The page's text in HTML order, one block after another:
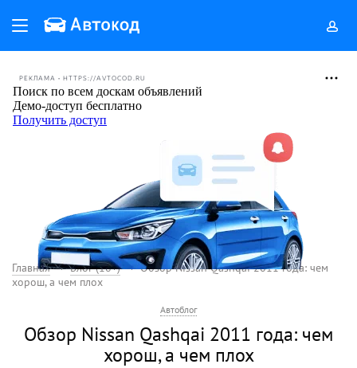
РЕКЛАМА • HTTPS://AVTOCOD.RU
Главная Блог (18+)
Обзор Nissan Qashqai 2011 года: чем
хорош, а чем плох
Автоблог
Обзор Nissan Qashqai 2011 года: чем
хорош, а чем плох